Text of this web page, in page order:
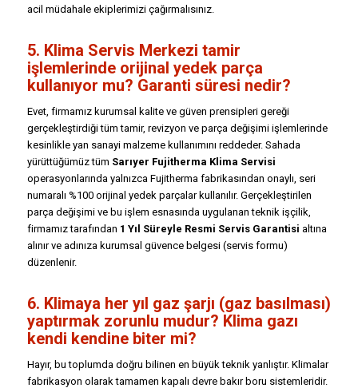
acil müdahale ekiplerimizi çağırmalısınız.
5. Klima Servis Merkezi tamir
işlemlerinde orijinal yedek parça
kullanıyor mu? Garanti süresi nedir?
Evet, firmamız kurumsal kalite ve güven prensipleri gereği
gerçekleştirdiği tüm tamir, revizyon ve parça değişimi işlemlerinde
kesinlikle yan sanayi malzeme kullanımını reddeder. Sahada
yürüttüğümüz tüm Sarıyer Fujitherma Klima Servisi
operasyonlarında yalnızca Fujitherma fabrikasından onaylı, seri
numaralı %100 orijinal yedek parçalar kullanılır. Gerçekleştirilen
parça değişimi ve bu işlem esnasında uygulanan teknik işçilik,
firmamız tarafından 1 Yıl Süreyle Resmi Servis Garantisi altına
alınır ve adınıza kurumsal güvence belgesi (servis formu)
düzenlenir.
6. Klimaya her yıl gaz şarjı (gaz basılması)
yaptırmak zorunlu mudur? Klima gazı
kendi kendine biter mi?
Hayır, bu toplumda doğru bilinen en büyük teknik yanlıştır. Klimalar
fabrikasyon olarak tamamen kapalı devre bakır boru sistemleridir.